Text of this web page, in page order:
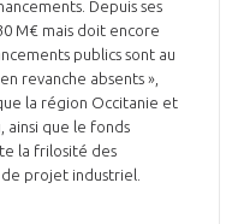
Depuis ses
M€ mais doit encore
publics sont au
revanche absents »,
la région Occitanie et
ainsi que le fonds
la frilosité des
projet industriel.